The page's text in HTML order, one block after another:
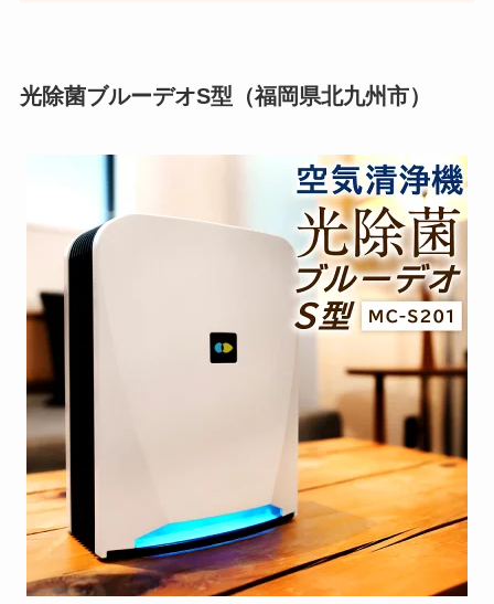
光除菌ブルーデオS型（福岡県北九州市）